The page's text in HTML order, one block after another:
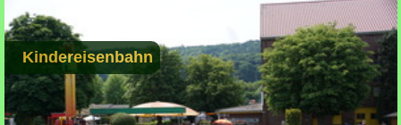
Kindereisenbahn